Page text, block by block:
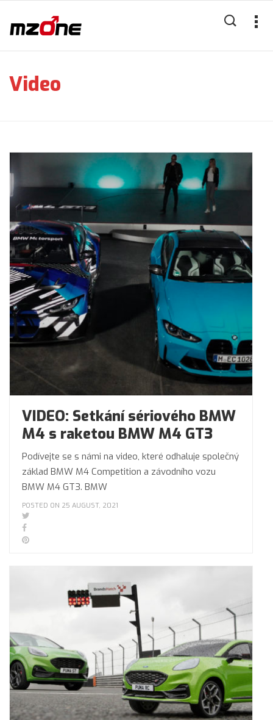
Video
VIDEO: Setkání sériového BMW
M4 s raketou BMW M4 GT3
Podívejte se s námi na video, které odhaluje společný
základ BMW M4 Competition a závodního vozu
BMW M4 GT3. BMW
POSTED ON 25 AUGUST, 2021